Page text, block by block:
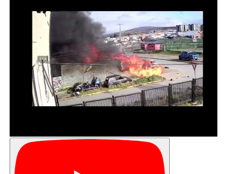
hacia el vertedero y estamos creando conciencia entre
nuestros funcionarios”, dijo la también prevencionista de
riesgos, Elizabeth Cárcamo.
El Hospital Clínico de Magallanes está comprometido a
cumplir con la agenda global de los hospitales verdes y
saludables, con el propósito de concientizar a sus
funcionarios y usuarios con el cuidado del